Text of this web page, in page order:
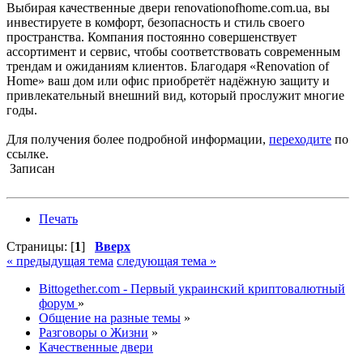
Выбирая качественные двери renovationofhome.com.ua, вы
инвестируете в комфорт, безопасность и стиль своего
пространства. Компания постоянно совершенствует
ассортимент и сервис, чтобы соответствовать современным
трендам и ожиданиям клиентов. Благодаря «Renovation of
Home» ваш дом или офис приобретёт надёжную защиту и
привлекательный внешний вид, который прослужит многие
годы.
Для получения более подробной информации, переходите по
ссылке.
Записан
Печать
Страницы: [1] Вверх
« предыдущая тема следующая тема »
Bittogether.com - Первый украинский криптовалютный
форум »
Общение на разные темы »
Разговоры о Жизни »
Качественные двери